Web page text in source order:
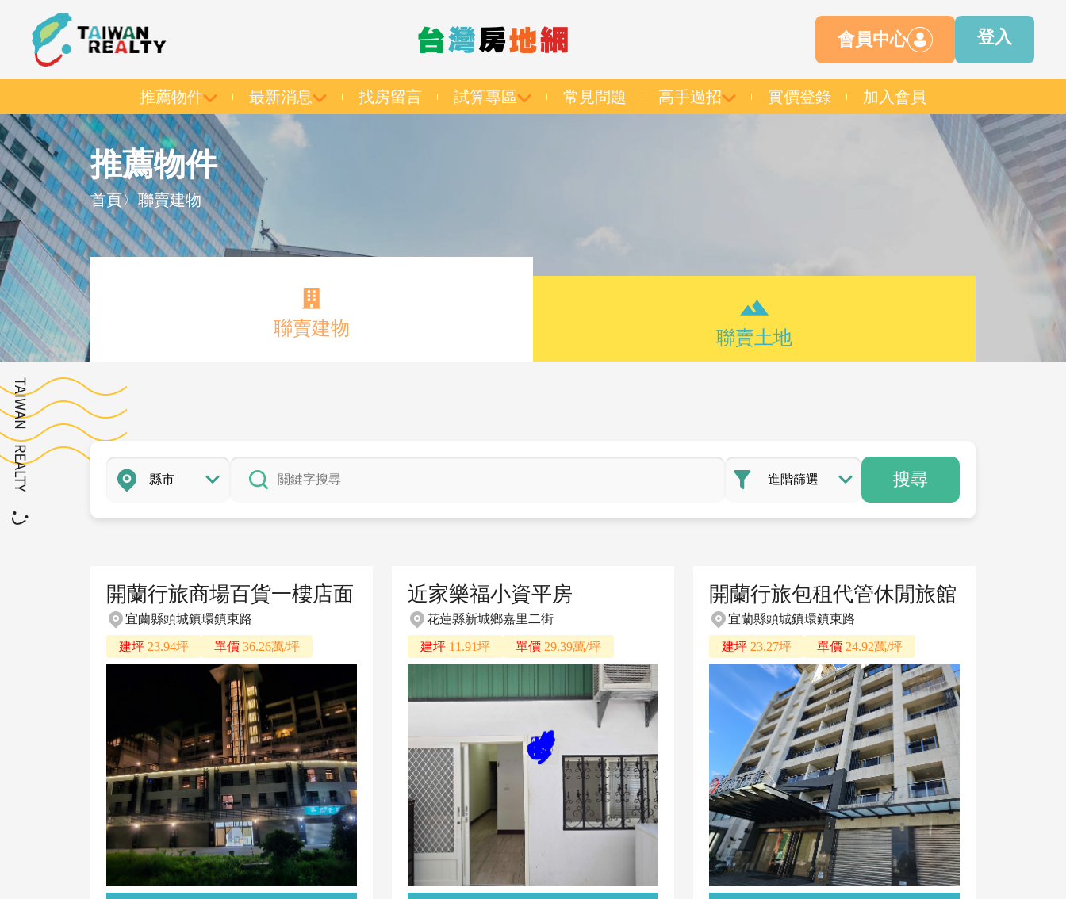
會員中心 登入
推薦物件 最新消息 找房留言 試算專區 常見問題 高手過招 實價登錄 加入會員
推薦物件
首頁〉聯賣建物
聯賣建物 聯賣土地
進階篩選 搜尋
開蘭行旅商場百貨一樓店面
宜蘭縣頭城鎮環鎮東路
建坪 23.94坪 單價 36.26萬/坪
近家樂福小資平房
花蓮縣新城鄉嘉里二街
建坪 11.91坪 單價 29.39萬/坪
開蘭行旅包租代管休閒旅館
宜蘭縣頭城鎮環鎮東路
建坪 23.27坪 單價 24.92萬/坪